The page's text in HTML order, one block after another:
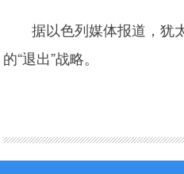
据以色列媒体报道，犹太
的“退出”战略。